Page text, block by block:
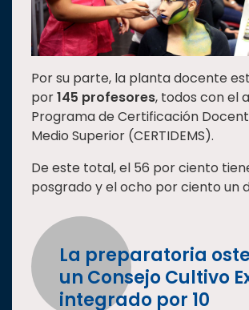
Por su parte, la planta docente
por145 profesores, todos con el
Programa de Certificación
Medio Superior (CERTIDEMS).
De este total, el 56 por ciento
posgrado y el ocho por ciento un
La preparatoria
un Consejo Cultivo
integrado por 10